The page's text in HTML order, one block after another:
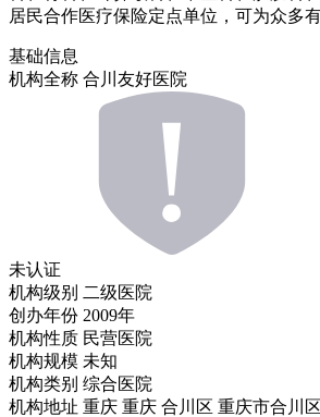
居民合作医疗保险定点单位，可为众多
基础信息
机构全称 合川友好医院
未认证
机构级别 二级医院
创办年份 2009年
机构性质 民营医院
机构规模 未知
机构类别 综合医院
机构地址 重庆 重庆 合川区 重庆市合川